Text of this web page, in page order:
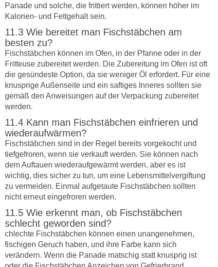
Panade und solche, die frittiert werden, können höher im
Kalorien- und Fettgehalt sein.
Wie bereitet man Fischstäbchen am
besten zu?
Fischstäbchen können im Ofen, in der Pfanne oder in der
Fritteuse zubereitet werden. Die Zubereitung im Ofen ist oft
die gesündeste Option, da sie weniger Öl erfordert. Für eine
knusprige Außenseite und ein saftiges Inneres sollten sie
gemäß den Anweisungen auf der Verpackung zubereitet
werden.
Kann man Fischstäbchen einfrieren und
wiederaufwärmen?
Fischstäbchen sind in der Regel bereits vorgekocht und
tiefgefroren, wenn sie verkauft werden. Sie können nach
dem Auftauen wiederaufgewärmt werden, aber es ist
wichtig, dies sicher zu tun, um eine Lebensmittelvergiftung
zu vermeiden. Einmal aufgetaute Fischstäbchen sollten
nicht erneut eingefroren werden.
Wie erkennt man, ob Fischstäbchen
schlecht geworden sind?
chlechte Fischstäbchen können einen unangenehmen,
fischigen Geruch haben, und ihre Farbe kann sich
verändern. Wenn die Panade matschig statt knusprig ist